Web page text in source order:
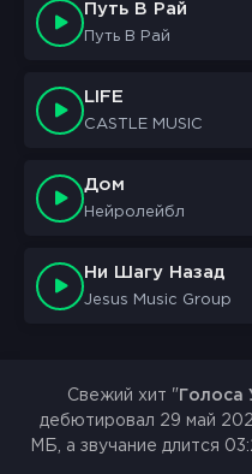
Путь В Рай
Путь В Рай
LIFE
CASTLE MUSIC
Дом
Нейролейбл
Ни Шагу Назад
Jesus Music Group
Свежий хит " Голоса
дебютировал 29 май
МБ, а звучание длится